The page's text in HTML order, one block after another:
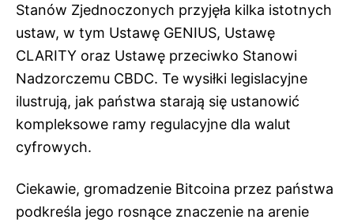
Stanów Zjednoczonych przyjęła kilka istotnych
ustaw, w tym Ustawę GENIUS, Ustawę
CLARITY oraz Ustawę przeciwko Stanowi
Nadzorczemu CBDC. Te wysiłki legislacyjne
ilustrują, jak państwa starają się ustanowić
kompleksowe ramy regulacyjne dla walut
cyfrowych.
Ciekawie, gromadzenie Bitcoina przez państwa
podkreśla jego rosnące znaczenie na arenie